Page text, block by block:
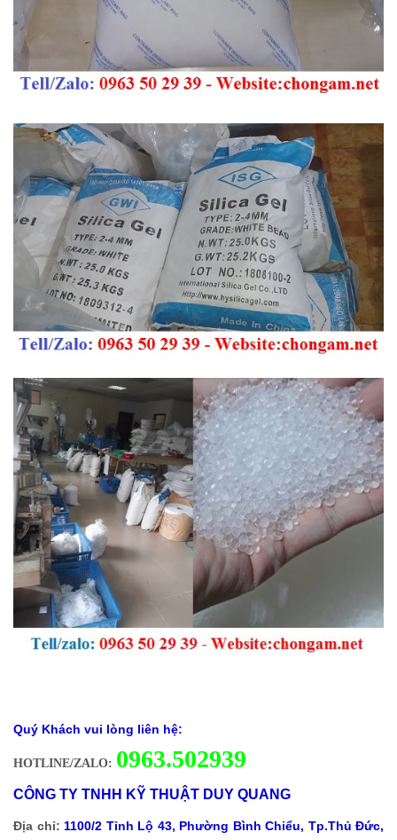
Quý Khách vui lòng liên hệ:
HOTLINE/ZALO: 0963.502939
CÔNG TY TNHH KỸ THUẬT DUY QUANG
Địa chỉ: 1100/2 Tỉnh Lộ 43, Phường Bình Chiểu, Tp.Thủ Đức,